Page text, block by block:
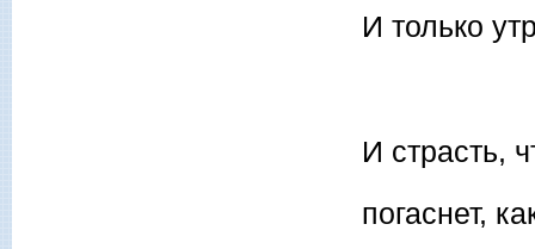
И только
И страсть,
погаснет,